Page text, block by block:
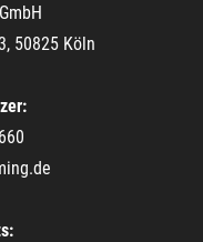
50825 Köln